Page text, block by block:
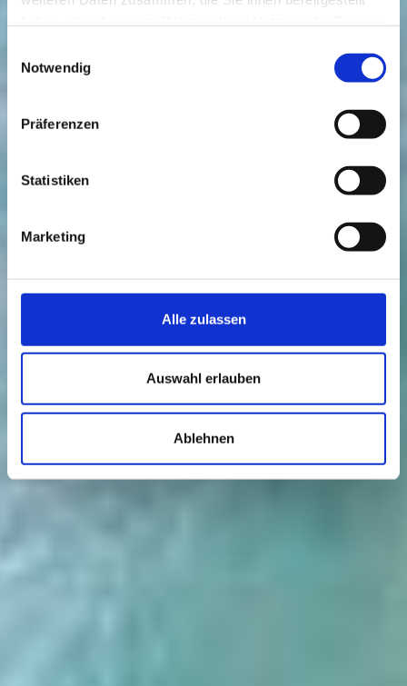
Notwendig
Präferenzen
Statistiken
Marketing
Alle zulassen
Auswahl erlauben
Ablehnen